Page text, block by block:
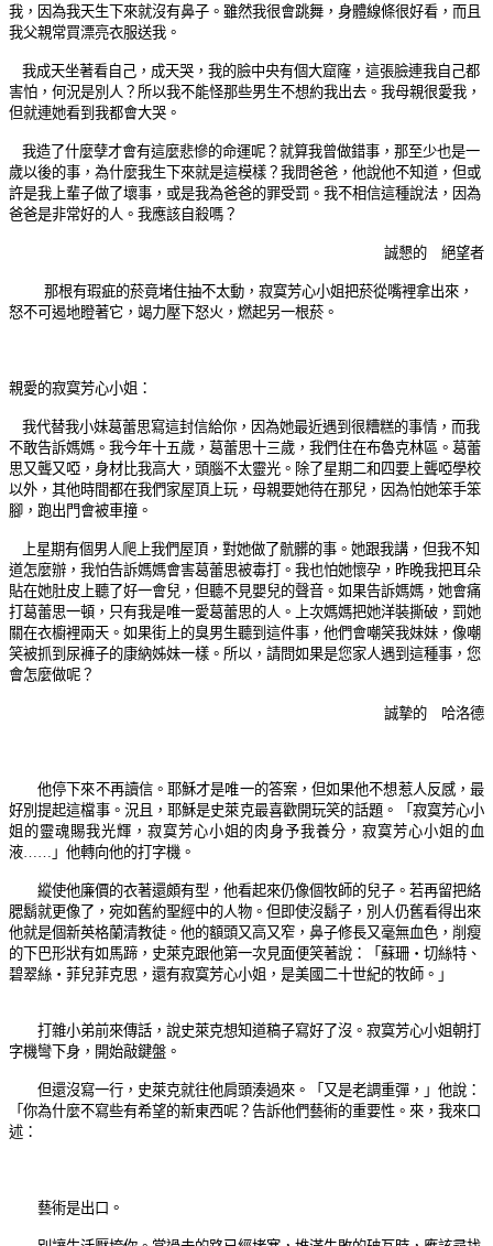
我，因為我天生下來就沒有鼻子。雖然我很會跳舞，身體線條很好看，而且
我父親常買漂亮衣服送我。
我成天坐著看自己，成天哭，我的臉中央有個大窟窿，這張臉連我自己都
害怕，何況是別人？所以我不能怪那些男生不想約我出去。我母親很愛我，
但就連她看到我都會大哭。
我造了什麼孽才會有這麼悲慘的命運呢？就算我曾做錯事，那至少也是一
歲以後的事，為什麼我生下來就是這模樣？我問爸爸，他說他不知道，但或
許是我上輩子做了壞事，或是我為爸爸的罪受罰。我不相信這種說法，因為
爸爸是非常好的人。我應該自殺嗎？
誠懇的 絕望者
那根有瑕疵的菸竟堵住抽不太動，寂寞芳心小姐把菸從嘴裡拿出來，
怒不可遏地瞪著它，竭力壓下怒火，燃起另一根菸。
親愛的寂寞芳心小姐：
我代替我小妹葛蕾思寫這封信給你，因為她最近遇到很糟糕的事情，而我
不敢告訴媽媽。我今年十五歲，葛蕾思十三歲，我們住在布魯克林區。葛蕾
思又聾又啞，身材比我高大，頭腦不太靈光。除了星期二和四要上聾啞學校
以外，其他時間都在我們家屋頂上玩，母親要她待在那兒，因為怕她笨手笨
腳，跑出門會被車撞。
上星期有個男人爬上我們屋頂，對她做了骯髒的事。她跟我講，但我不知
道怎麼辦，我怕告訴媽媽會害葛蕾思被毒打。我也怕她懷孕，昨晚我把耳朵
貼在她肚皮上聽了好一會兒，但聽不見嬰兒的聲音。如果告訴媽媽，她會痛
打葛蕾思一頓，只有我是唯一愛葛蕾思的人。上次媽媽把她洋裝撕破，罰她
關在衣櫥裡兩天。如果街上的臭男生聽到這件事，他們會嘲笑我妹妹，像嘲
笑被抓到尿褲子的康納姊妹一樣。所以，請問如果是您家人遇到這種事，您
會怎麼做呢？
誠摯的 哈洛德
他停下來不再讀信。耶穌才是唯一的答案，但如果他不想惹人反感，最
好別提起這檔事。況且，耶穌是史萊克最喜歡開玩笑的話題。「 寂寞芳心小
姐的靈魂賜我光輝，寂寞芳心小姐的肉身予我養分，寂寞芳心小姐的血
液
」他轉向他的打字機。
縱使他廉價的衣著還頗有型，他看起來仍像個牧師的兒子。若再留把絡
腮鬍就更像了，宛如舊約聖經中的人物。但即使沒鬍子，別人仍舊看得出來
他就是個新英格蘭清教徒。他的額頭又高又窄，鼻子修長又毫無血色，削瘦
的下巴形狀有如馬蹄，史萊克跟他第一次見面便笑著說：「蘇珊‧切絲特、
碧翠絲‧菲兒菲克思，還有寂寞芳心小姐，是美國二十世紀的牧師。」
打雜小弟前來傳話，說史萊克想知道稿子寫好了沒。寂寞芳心小姐朝打
字機彎下身，開始敲鍵盤。
但還沒寫一行，史萊克就往他肩頭湊過來。「又是老調重彈，」他說：
「你為什麼不寫些有希望的新東西呢？告訴他們藝術的重要性。來，我來口
述：
藝術是出口。